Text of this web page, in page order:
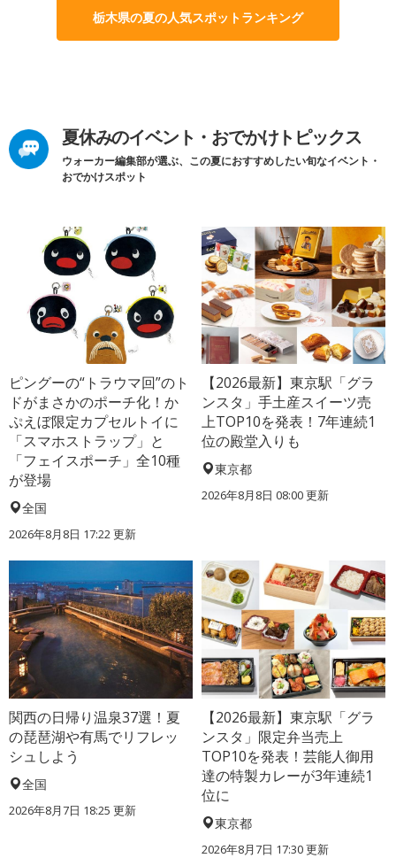
栃木県の夏の人気スポットランキング
夏休みのイベント・おでかけトピックス
ウォーカー編集部が選ぶ、この夏におすすめしたい旬なイベント・
おでかけスポット
ピングーの“トラウマ回”のト
ドがまさかのポーチ化！か
ぷえぼ限定カプセルトイに
「スマホストラップ」と
「フェイスポーチ」全10種
が登場
全国
2026年8月8日 17:22更新
【2026最新】東京駅「グラ
ンスタ」手土産スイーツ売
上TOP10を発表！7年連続1
位の殿堂入りも
東京都
2026年8月8日 08:00更新
関西の日帰り温泉37選！夏
の琵琶湖や有馬でリフレッ
シュしよう
全国
2026年8月7日 18:25 更新
【2026最新】東京駅「グラ
ンスタ」限定弁当売上
TOP10を発表！芸能人御用
達の特製カレーが3年連続1
位に
東京都
2026年8月7日 17:30更新